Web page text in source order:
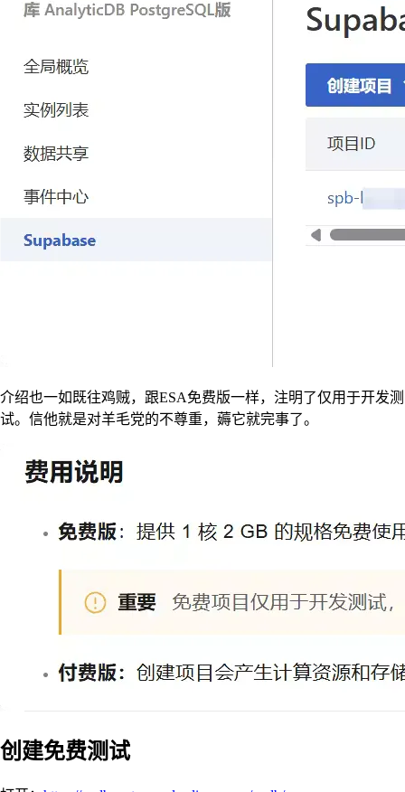
介绍也一如既往鸡贼，跟ESA免费版一样，注明了仅用于开发测
试。信他就是对羊毛党的不尊重，薅它就完事了。
创建免费测试